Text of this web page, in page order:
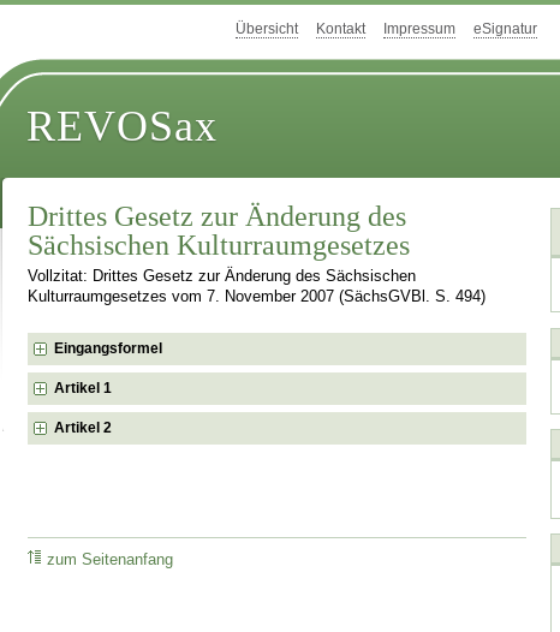
Übersicht Kontakt Impressum eSignatur
REVOSax
Drittes Gesetz zur Änderung des
Sächsischen Kulturraumgesetzes
Vollzitat: Drittes Gesetz zur Änderung des Sächsischen
Kulturraumgesetzes vom 7. November 2007 (SächsGVBl. S. 494)
Eingangsformel
Artikel 1
Artikel 2
zum Seitenanfang